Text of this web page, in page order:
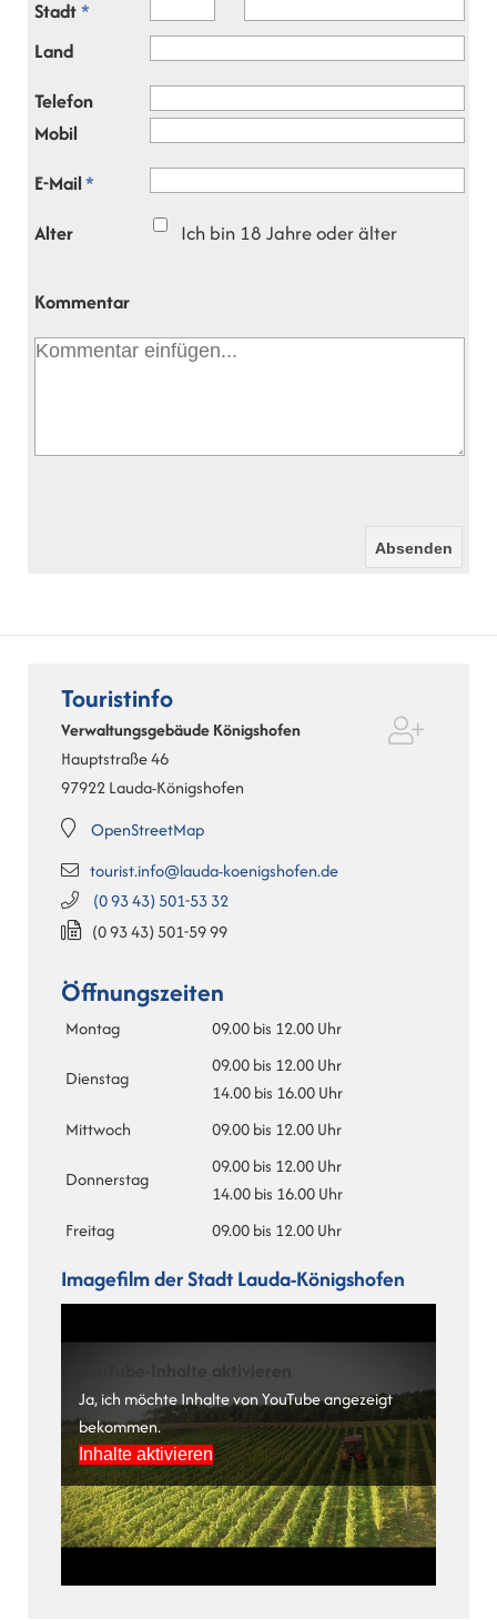
Stadt*
Land
Telefon
Mobil
E-Mail*
Alter
Ich bin 18 Jahre oder älter
Kommentar
Touristinfo
Verwaltungsgebäude Königshofen
Hauptstraße 46
97922Lauda-Königshofen
OpenStreetMap
tourist.info@lauda-koenigshofen.de
(09343) 501-5332
(09343) 501-5999
Öffnungszeiten
Montag 09.00 bis 12.00 Uhr
Dienstag
09.00 bis 12.00 Uhr
14.00 bis 16.00 Uhr
Mittwoch
09.00 bis 12.00 Uhr
Donnerstag
09.00 bis 12.00 Uhr
14.00 bis 16.00 Uhr
Freitag
09.00 bis 12.00 Uhr
Imagefilm der Stadt Lauda-Königshofen
Ja, ich möchte Inhalte von YouTube angezeigt
bekommen.
Inhalte aktivieren